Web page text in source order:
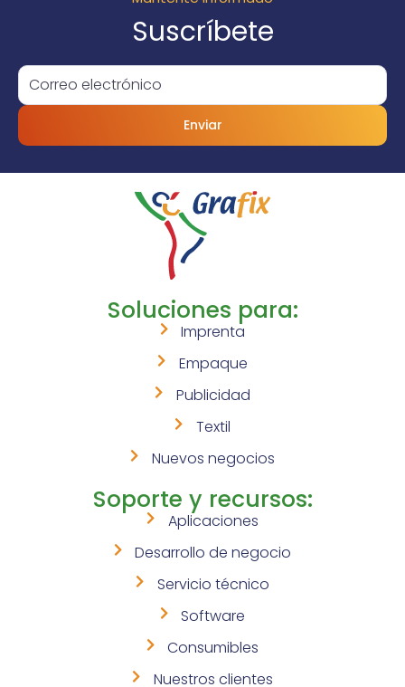
Suscríbete
Enviar
Soluciones para:
Imprenta
Empaque
Publicidad
Textil
Nuevos negocios
Soporte y recursos:
Aplicaciones
Desarrollo de negocio
Servicio técnico
Software
Consumibles
Nuestros clientes